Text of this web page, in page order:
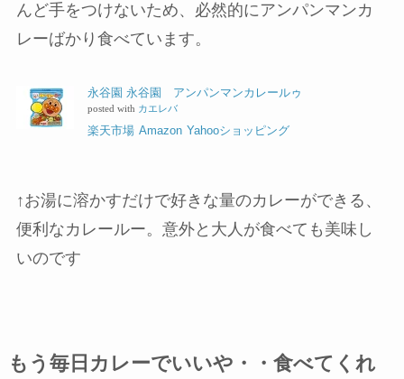
んど手をつけないため、必然的にアンパンマンカ
レーばかり食べています。
永谷園 永谷園 アンパンマンカレールゥ
posted with カエレバ
楽天市場 Amazon Yahooショッピング
↑お湯に溶かすだけで好きな量のカレーができる、
便利なカレールー。意外と大人が食べても美味し
いのです
もう毎日カレーでいいや・・食べてくれ